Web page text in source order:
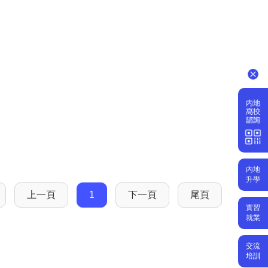
上一頁 1 下一頁 尾頁
內地
升學
實習
就業
交流
培訓